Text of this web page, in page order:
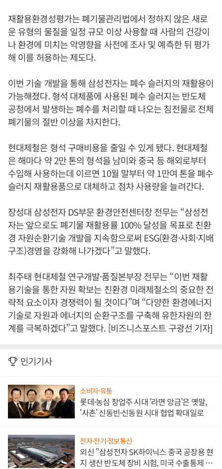
재활용환경성평가는 폐기물관리법에서 정하지 않은 새로
운 유형의 물질을 일정 규모 이상 사용할 때 사람의 건강이
나 환경에 미치는 악영향을 사전에 조사 및 예측한 뒤 평가
해 이를 허용하는 제도다.
이번 기술 개발을 통해 삼성전자는 폐수 슬러지의 재활용이
가능해졌다. 형석 대체품에 사용된 폐수 슬러지는 반도체
공정에서 발생하는 폐수를 처리할 때 나오는 침전물로 전체
폐기물의 절반 이상을 차지한다.
현대제철은 형석 구매비용을 줄일 수 있게 됐다. 현대제철
은 해마다 약 2만 톤의 형석을 남미와 중국 등 해외로부터
수입해 사용하는데 이르면 10월 말부터 약 1만여 톤을 폐수
슬러지 재활용품으로 대체하고 점차 사용량을 늘려간다.
장성대 삼성전자 DS부문 환경안전센터장 전무는 “삼성전
자는 앞으로도 폐기물 재활용률 100% 달성을 목표로 친환
경 자원순환기술 개발을 지속함으로써 ESG(환경·사회·지배
구조)경영을 강화해 나가겠다”고 말했다.
최주태 현대제철 연구개발·품질본부장 전무는 “이번 재활
용기술을 통한 자원 확보는 친환경 미래제철소의 중요한 전
략적 요소이자 경쟁력이 될 것이다”며 “다양한 환경에너지
기술로 자원과 에너지의 순환구조를 구축해 유한자원의 한
계를 극복하겠다”고 말했다. [비즈니스포스트 구광선 기자]
인기기사
소비자·유통
롯데·농심 창업주 시대 '라면 앙금'은 옛말,
'사촌' 신동빈·신동원 시대 협업 확대일로
전자·전기·정보통신
외신 "삼성전자 SK하이닉스 중국 공장용 현
지 생산 반도체 장비 시험, 미국 수출통제 대